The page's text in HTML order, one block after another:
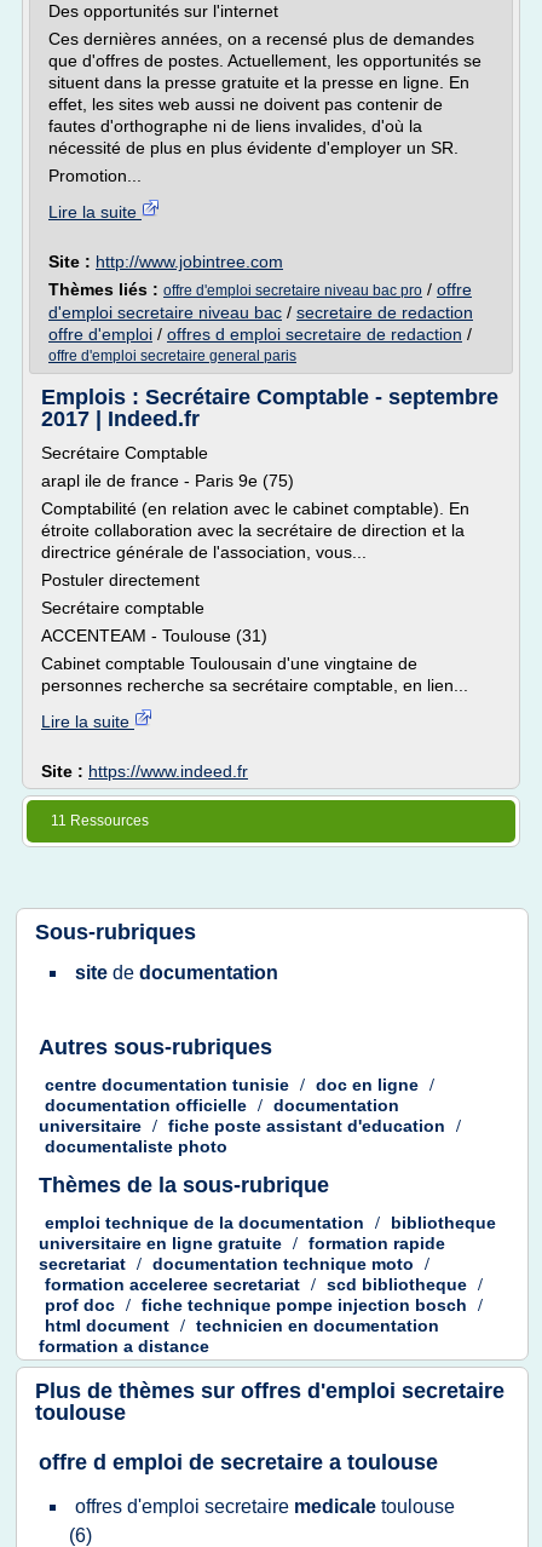
Des opportunités sur l'internet
Ces dernières années, on a recensé plus de demandes
que d'offres de postes. Actuellement, les opportunités se
situent dans la presse gratuite et la presse en ligne. En
effet, les sites web aussi ne doivent pas contenir de
fautes d'orthographe ni de liens invalides, d'où la
nécessité de plus en plus évidente d'employer un SR.
Promotion...
Lire la suite
Site : http://www.jobintree.com
Thèmes liés : offre d'emploi secretaire niveau bac pro / offre
d'emploi secretaire niveau bac / secretaire de redaction
offre d'emploi / offres d emploi secretaire de redaction /
offre d'emploi secretaire general paris
Emplois : Secrétaire Comptable - septembre
2017 | Indeed.fr
Secrétaire Comptable
arapl ile de france - Paris 9e (75)
Comptabilité (en relation avec le cabinet comptable). En
étroite collaboration avec la secrétaire de direction et la
directrice générale de l'association, vous...
Postuler directement
Secrétaire comptable
ACCENTEAM - Toulouse (31)
Cabinet comptable Toulousain d'une vingtaine de
personnes recherche sa secrétaire comptable, en lien...
Lire la suite
Site : https://www.indeed.fr
11 Ressources
Sous-rubriques
site de documentation
Autres sous-rubriques
centre documentation tunisie / doc en ligne /
documentation officielle / documentation
universitaire / fiche poste assistant d'education
/
documentaliste photo
Thèmes de la sous-rubrique
emploi technique de la documentation /
bibliotheque
universitaire en ligne gratuite / formation rapide
secretariat / documentation technique moto
/
formation acceleree secretariat / scd bibliotheque /
prof doc / fiche technique pompe injection bosch
/
html document / technicien en documentation
formation a distance
Plus de thèmes sur offres d'emploi secretaire
toulouse
offre d emploi de secretaire a toulouse
offres d'emploi secretaire medicale toulouse
(6)